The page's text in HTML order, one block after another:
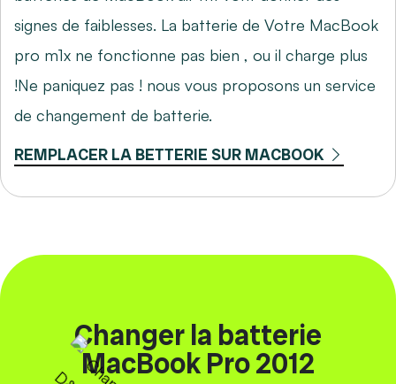
signes de faiblesses. La batterie de Votre MacBook
pro m1x ne fonctionne pas bien , ou il charge plus
!Ne paniquez pas ! nous vous proposons un service
de changement de batterie.
REMPLACER LA BETTERIE SUR MACBOOK
Changer la batterie
MacBook Pro 2012